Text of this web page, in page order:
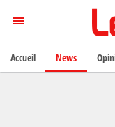
Accueil News